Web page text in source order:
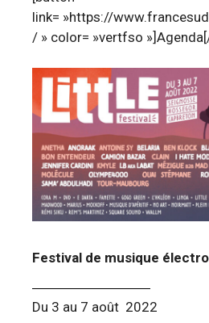
link= »https://
/ » color= »vertfso
Festival de musique électro
Du 3 au 7 août 2022